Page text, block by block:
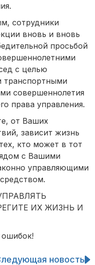
сотрудники
вновь и вновь
просьбой
с целью
транспортными
совершеннолетия
права управления.
от Ваших
зависит жизнь
кто может в тот
с Вашими
управляющими
ИХ ЖИЗНЬ И
новость